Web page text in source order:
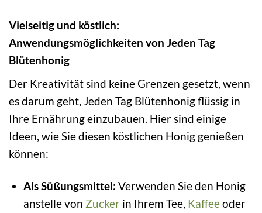
Vielseitig und köstlich:
Anwendungsmöglichkeiten von Jeden Tag
Blütenhonig
Der Kreativität sind keine Grenzen gesetzt, wenn
es darum geht, Jeden Tag Blütenhonig flüssig in
Ihre Ernährung einzubauen. Hier sind einige
Ideen, wie Sie diesen köstlichen Honig genießen
können:
Als Süßungsmittel: Verwenden Sie den Honig
anstelle von Zucker in Ihrem Tee, Kaffeeoder